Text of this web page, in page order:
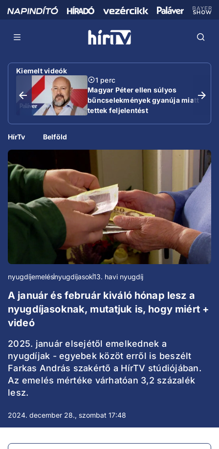
Kiemelt videók
1 perc
Magyar Péter ellen súlyos
bűncselekmények gyanúja miatt
tettek feljelentést
HírTv Belföld
nyugdíjemelésnyugdíjasok13. havi nyugdíj
A január és február kiváló hónap lesz a
nyugdíjasoknak, mutatjuk is, hogy miért +
videó
2025. január elsejétől emelkednek a
nyugdíjak - egyebek közöt erről is beszélt
Farkas András szakértő a HírTV stúdiójában.
Az emelés mértéke várhatóan 3,2 százalék
lesz.
2024. december 28., szombat 17:48